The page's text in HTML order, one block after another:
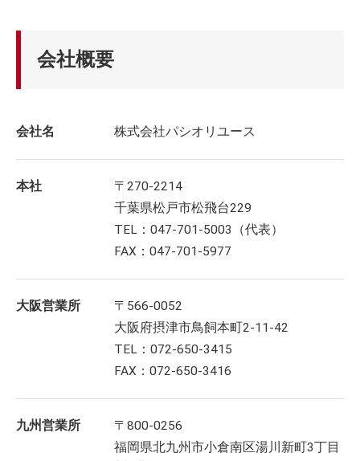
会社概要
会社名 株式会社パシオリユース
本社
〒270-2214
千葉県松戸市松飛台229
TEL：047-701-5003（代表）
FAX：047-701-5977
大阪営業所
〒566-0052
大阪府摂津市鳥飼本町2-11-42
TEL：072-650-3415
FAX：072-650-3416
九州営業所
〒800-0256
福岡県北九州市小倉南区湯川新町3丁目